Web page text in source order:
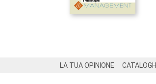
LA TUA OPINIONE CATALOGHI